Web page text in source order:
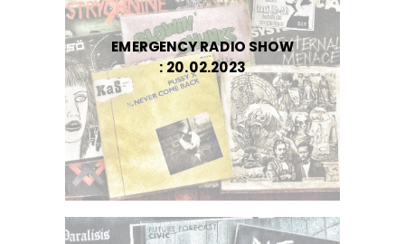
EMERGENCY RADIO SHOW
: 20.02.2023